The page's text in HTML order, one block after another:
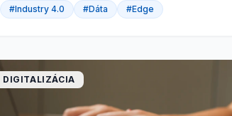
#Industry 4.0 #Dáta #Edge
DIGITALIZÁCIA